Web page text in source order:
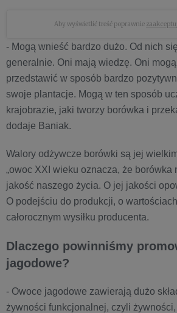
Aby wyświetlić treść poprawnie
- Mogą wnieść bardzo dużo. Od nich
generalnie. Oni mają wiedzę. Oni
przedstawić w sposób bardzo
swoje plantacje. Mogą w ten sposób
krajobrazie, jaki tworzy borówka i
dodaje Baniak.
Walory odżywcze borówki są jej
„owoc XXI wieku oznacza, że borówka
jakość naszego życia. O jej jakości
O podejściu do produkcji, o
całorocznym wysiłku producenta.
Dlaczego powinniśmy
jagodowe?
- Owoce jagodowe zawierają dużo
żywności funkcjonalnej, czyli żywności,